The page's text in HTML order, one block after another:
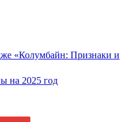
«Колумбайн: Признаки и
на 2025 год